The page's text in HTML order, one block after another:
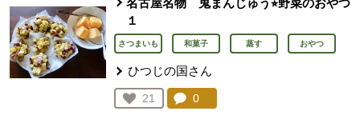
名古屋名物 鬼まんじゅう⭐︎野菜のおやつ
１
さつまいも 和菓子 蒸す おやつ
ひつじの国さん
お気に入り登録：
21
人が登録
コメント：
0